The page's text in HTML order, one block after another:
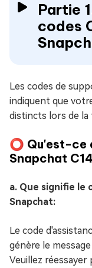
Partie
codes
Les codes de
indiquent que
distincts lors de
⭕ Qu'est-ce
Snapchat
a. Que signifie le
Snapchat:
Le code
génère le
Veuillez réessayer